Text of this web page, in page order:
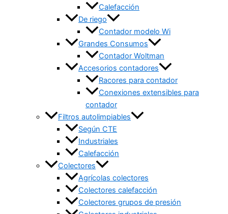
Calefacción
De riego
Contador modelo Wi
Grandes Consumos
Contador Woltman
Accesorios contadores
Racores para contador
Conexiones extensibles para
contador
Filtros autolimpiables
Según CTE
Industriales
Calefacción
Colectores
Agrícolas colectores
Colectores calefacción
Colectores grupos de presión